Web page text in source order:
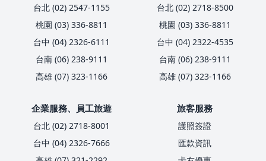
台北 (02) 2547-1155
桃園 (03) 336-8811
台中 (04) 2326-6111
台南 (06) 238-9111
高雄 (07) 323-1166
台北 (02) 2718-8500
桃園 (03) 336-8811
台中 (04) 2322-4535
台南 (06) 238-9111
高雄 (07) 323-1166
企業服務、員工旅遊
台北 (02) 2718-8001
台中 (04) 2326-7666
旅客服務
護照簽證
匯款資訊